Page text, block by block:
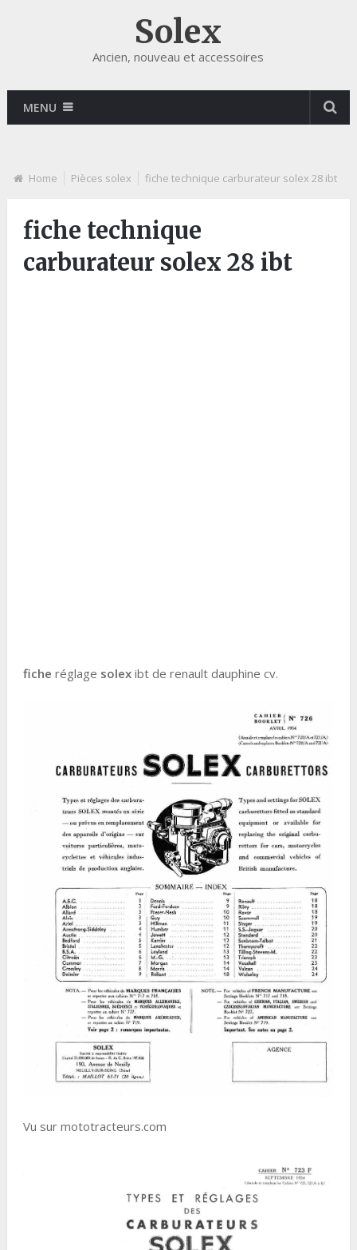
Solex
Ancien, nouveau et accessoires
MENU
Home Pièces solex fiche technique carburateur solex 28 ibt
fiche technique
carburateur solex 28 ibt
fiche réglage solexibt de renault dauphine cv.
Vu sur mototracteurs.com